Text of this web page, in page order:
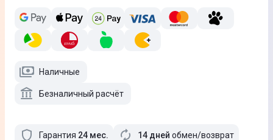
Наличные
Безналичный расчёт
Гарантия 24 мес. 14 дней обмен/возврат